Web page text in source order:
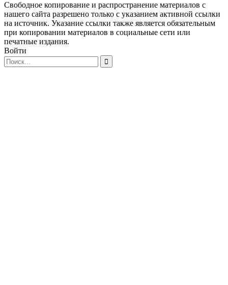
Свободное копирование и распространение материалов с
нашего сайта разрешено только с указанием активной ссылки
на источник. Указание ссылки также является обязательным
при копировании материалов в социальные сети или
печатные издания.
Войти